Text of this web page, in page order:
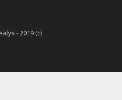
- 2019 (c)